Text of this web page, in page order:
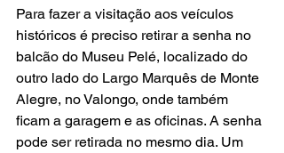
Para fazer a visitação aos veículos
históricos é preciso retirar a senha no
balcão do Museu Pelé, localizado do
outro lado do Largo Marquês de Monte
Alegre, no Valongo, onde também
ficam a garagem e as oficinas. A senha
pode ser retirada no mesmo dia. Um